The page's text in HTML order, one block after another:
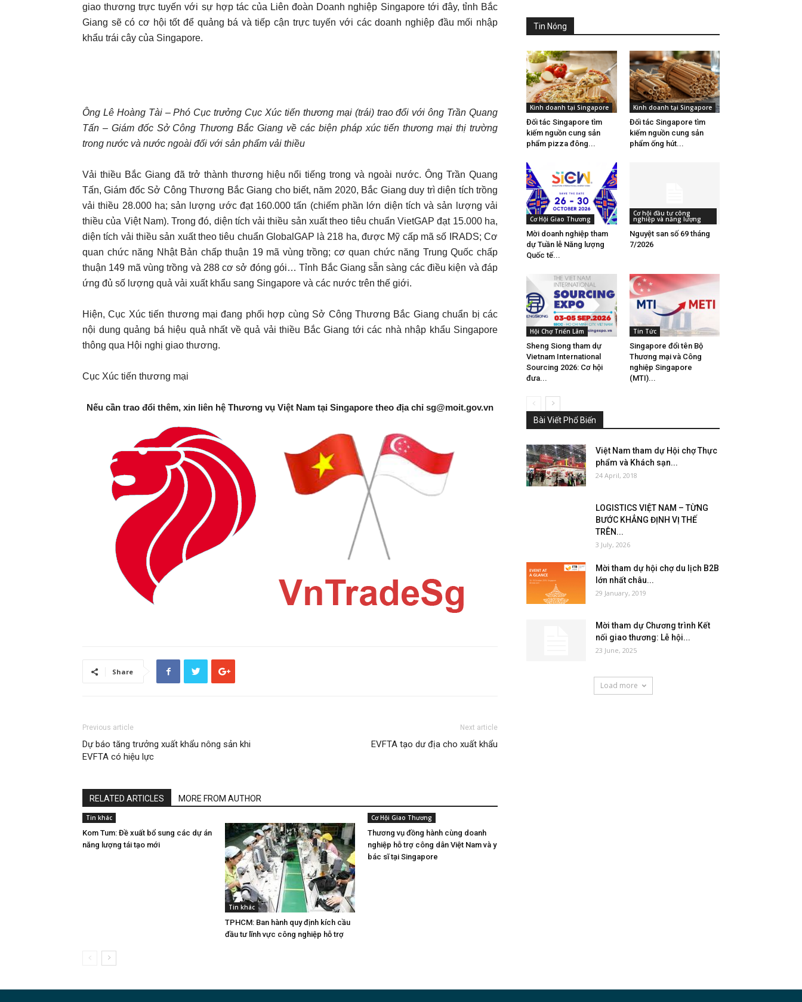
giao thương trực tuyến với sự hợp tác của Liên đoàn Doanh nghiệp Singapore tới đây, tỉnh Bắc
Giang sẽ có cơ hội tốt để quảng bá và tiếp cận trực tuyến với các doanh nghiệp đầu mối nhập
khẩu trái cây của Singapore.
Ông Lê Hoàng Tài – Phó Cục trưởng Cục Xúc tiến thương mại (trái) trao đổi với ông Trần Quang
Tấn – Giám đốc Sở Công Thương Bắc Giang về các biện pháp xúc tiến thương mại thị trường
trong nước và nước ngoài đối với sản phẩm vải thiều
Vải thiều Bắc Giang đã trở thành thương hiệu nổi tiếng trong và ngoài nước. Ông Trần Quang
Tấn, Giám đốc Sở Công Thương Bắc Giang cho biết, năm 2020, Bắc Giang duy trì diện tích trồng
vải thiều 28.000 ha; sản lượng ước đạt 160.000 tấn (chiếm phần lớn diện tích và sản lượng vải
thiều của Việt Nam). Trong đó, diện tích vải thiều sản xuất theo tiêu chuẩn VietGAP đạt 15.000 ha,
diện tích vải thiều sản xuất theo tiêu chuẩn GlobalGAP là 218 ha, được Mỹ cấp mã số IRADS; Cơ
quan chức năng Nhật Bản chấp thuận 19 mã vùng trồng; cơ quan chức năng Trung Quốc chấp
thuận 149 mã vùng trồng và 288 cơ sở đóng gói… Tỉnh Bắc Giang sẵn sàng các điều kiện và đáp
ứng đủ số lượng quả vải xuất khẩu sang Singapore và các nước trên thế giới.
Hiện, Cục Xúc tiến thương mại đang phối hợp cùng Sở Công Thương Bắc Giang chuẩn bị các
nội dung quảng bá hiệu quả nhất về quả vải thiều Bắc Giang tới các nhà nhập khẩu Singapore
thông qua Hội nghị giao thương.
Cục Xúc tiến thương mại
Nếu cần trao đổi thêm, xin liên hệ Thương vụ Việt Nam tại Singapore theo địa chỉ sg@moit.gov.vn
Share
Previous article
Dự báo tăng trưởng xuất khẩu nông sản khi
EVFTA có hiệu lực
Next article
EVFTA tạo dư địa cho xuất khẩu
RELATED ARTICLES MORE FROM AUTHOR
Tin khác
Kom Tum: Đề xuất bổ sung các dự án
năng lượng tái tạo mới
Tin khác
TPHCM: Ban hành quy định kích cầu
đầu tư lĩnh vực công nghiệp hỗ trợ
Cơ Hội Giao Thương
Thương vụ đồng hành cùng doanh
nghiệp hỗ trợ công dân Việt Nam và y
bác sĩ tại Singapore
Tin Nóng
Kinh doanh tại Singapore
Đối tác Singapore tìm
kiếm nguồn cung sản
phẩm pizza đông...
Kinh doanh tại Singapore
Đối tác Singapore tìm
kiếm nguồn cung sản
phẩm ống hút...
Cơ Hội Giao Thương
Mời doanh nghiệp tham
dự Tuần lễ Năng lượng
Quốc tế...
Cơ hội đầu tư công
nghiệp và năng lượng
Nguyệt san số 69 tháng
7/2026
Hội Chợ Triển Lãm
Sheng Siong tham dự
Vietnam International
Sourcing 2026: Cơ hội
đưa...
Tin Tức
Singapore đổi tên Bộ
Thương mại và Công
nghiệp Singapore
(MTI)...
Bài Viết Phổ Biến
Việt Nam tham dự Hội chợ Thực
phẩm và Khách sạn...
24 April, 2018
LOGISTICS VIỆT NAM – TỪNG
BƯỚC KHẲNG ĐỊNH VỊ THẾ
TRÊN...
3 July, 2026
Mời tham dự hội chợ du lịch B2B
lớn nhất châu...
29 January, 2019
Mời tham dự Chương trình Kết
nối giao thương: Lễ hội...
23 June, 2025
Load more